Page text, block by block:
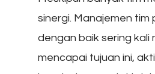
sinergi. Manajemen
dengan baik sering
mencapai tujuan ini,